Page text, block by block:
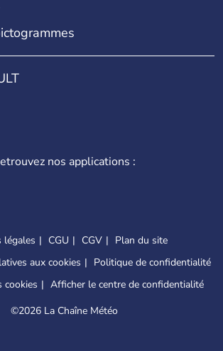
nos applications :
légales CGU CGV
Plan du site
aux cookies
Politique de confidentialité
cookies
Afficher le centre de confidentialité
©2026 La Chaîne Météo